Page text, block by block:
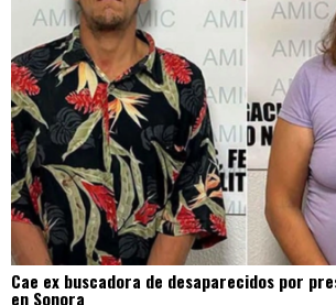
Cae ex buscadora de desaparecidos por
en Sonora